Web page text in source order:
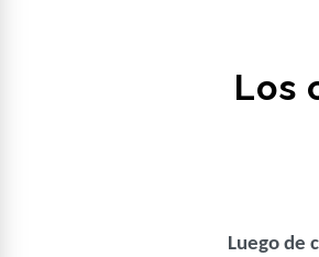
Los
Luego de